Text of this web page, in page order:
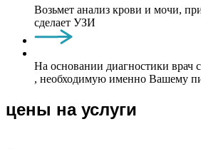
Возьмет анализ крови и мочи,
сделает УЗИ
На основании диагностики врач
, необходимую именно Вашему
цены на услуги